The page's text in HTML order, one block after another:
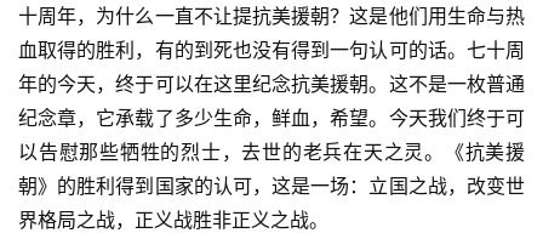
活
情
感
旅
游
十周年，为什么一直不让提抗美援朝？这是他们用生命与热
血取得的胜利，有的到死也没有得到一句认可的话。七十周
年的今天，终于可以在这里纪念抗美援朝。这不是一枚普通
纪念章，它承载了多少生命，鲜血，希望。今天我们终于可
以告慰那些牺牲的烈士，去世的老兵在天之灵。《抗美援
朝》的胜利得到国家的认可，这是一场：立国之战，改变世
界格局之战，正义战胜非正义之战。